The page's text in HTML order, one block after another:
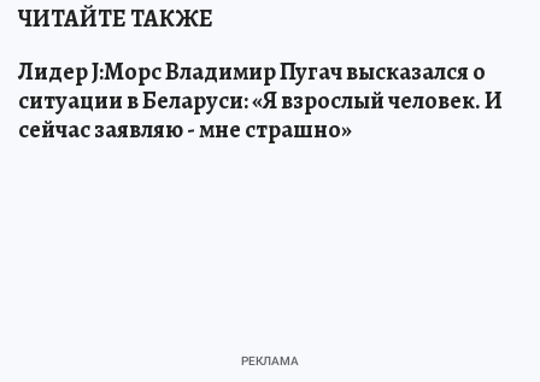
ЧИТАЙТЕ ТАКЖЕ
Лидер J:Морс Владимир Пугач высказался о
ситуации в Беларуси: «Я взрослый человек. И
сейчас заявляю - мне страшно»